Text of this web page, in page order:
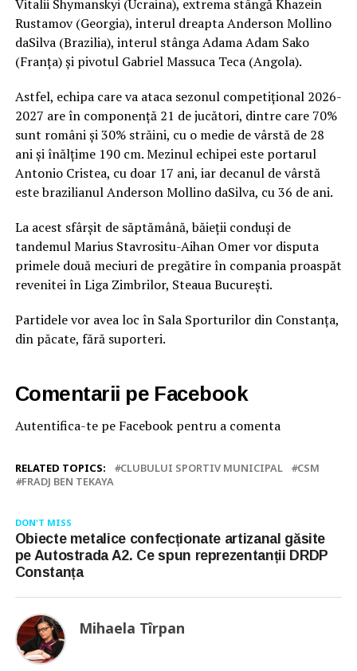
Vitalii Shymanskyi (Ucraina), extrema stângă Khazein
Rustamov (Georgia), interul dreapta Anderson Mollino
daSilva (Brazilia), interul stânga Adama Adam Sako
(Franța) și pivotul Gabriel Massuca Teca (Angola).
Astfel, echipa care va ataca sezonul competițional 2026-
2027 are în componență 21 de jucători, dintre care 70%
sunt români și 30% străini, cu o medie de vârstă de 28
ani și înălțime 190 cm. Mezinul echipei este portarul
Antonio Cristea, cu doar 17 ani, iar decanul de vârstă
este brazilianul Anderson Mollino daSilva, cu 36 de ani.
La acest sfârșit de săptămână, băieții conduși de
tandemul Marius Stavrositu-Aihan Omer vor disputa
primele două meciuri de pregătire în compania proaspăt
revenitei în Liga Zimbrilor, Steaua București.
Partidele vor avea loc în Sala Sporturilor din Constanța,
din păcate, fără suporteri.
Comentarii pe Facebook
Autentifica-te pe Facebook pentru a comenta
RELATED TOPICS: CLUBULUI SPORTIV MUNICIPAL
CSM
FRADJ BEN TEKAYA
DON'T MISS
Obiecte metalice confecționate artizanal găsite
pe Autostrada A2. Ce spun reprezentanții DRDP
Constanța
Mihaela Tîrpan